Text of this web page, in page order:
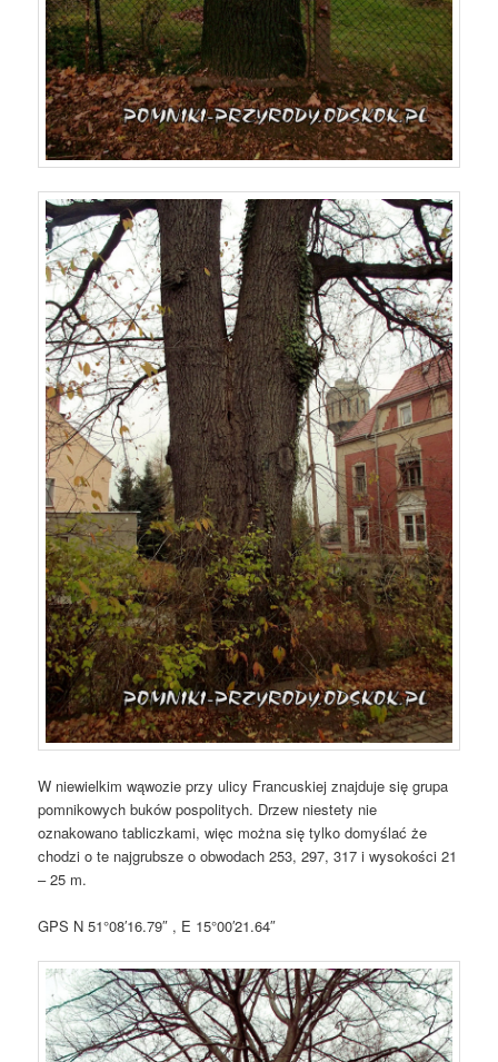
W niewielkim wąwozie przy ulicy Francuskiej znajduje się grupa
pomnikowych buków pospolitych. Drzew niestety nie
oznakowano tabliczkami, więc można się tylko domyślać że
chodzi o te najgrubsze o obwodach 253, 297, 317 i wysokości 21
– 25 m.
GPS N 51°08′16.79″ , E 15°00′21.64″